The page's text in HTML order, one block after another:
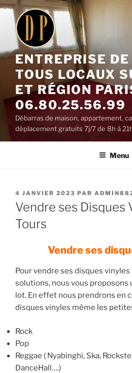
Aller
contenu
principal
ENTREPRISE
TOUS LOCAUX
ET RÉGION
06.80.25.56.99
Débarras de maison, appartement,
déplacement gratuits 7j/7 de 8h à
Menu
PUBLIÉ
LE
4 JANVIER 2023 PAR
Vendre ses Disques
Tours
Vendre ses
Pour vendre ses disques
solutions, nous vous proposons
lot. En effet nous prendrons en
disques vinyles même les
Rock
Pop
Reggae ( Nyabinghi, Ska,
DanceHall….)